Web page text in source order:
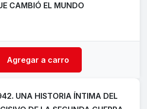
CAMBIÓ EL MUNDO
Agregar a carro
UNA HISTORIA ÍNTIMA DEL